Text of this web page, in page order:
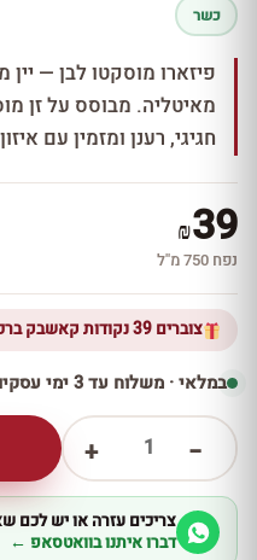
כשר
פיזארו מוסקטו לבן —
מאיטליה. מבוסס על זן
חגיגי, רענן ומזמין עם
₪39
נפח 750 מ''ל
צוברים 39 נקודות קאשבק ברכישת מוצר זה
במלאי · משלוח עד 3 ימי עסקים
−
1
+
צריכים עזרה או יש לכם
דברו איתנו בוואטסאפ ←